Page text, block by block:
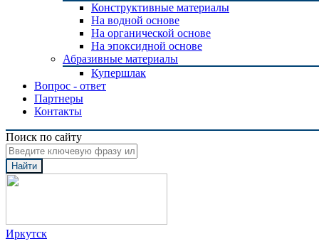
Конструктивные материалы
На водной основе
На органической основе
На эпоксидной основе
Абразивные материалы
Купершлак
Вопрос - ответ
Партнеры
Контакты
Поиск по сайту
Найти
Иркутск